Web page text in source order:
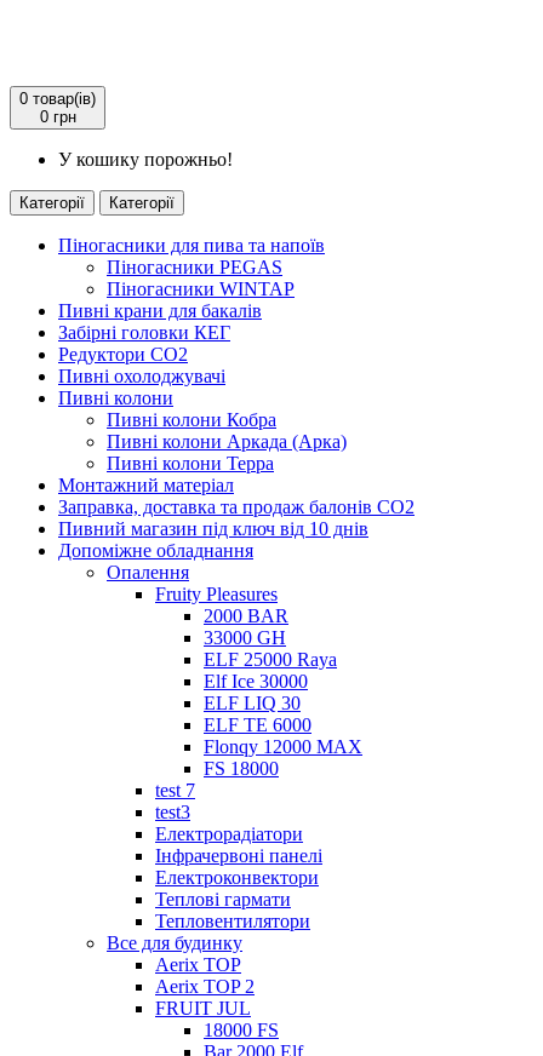
0 товар(ів)
0 грн
У кошику порожньо!
Категорії Категорії
Піногасники для пива та напоїв
Піногасники PEGAS
Піногасники WINTAP
Пивні крани для бакалів
Забірні головки КЕГ
Редуктори СО2
Пивні охолоджувачі
Пивні колони
Пивні колони Кобра
Пивні колони Аркада (Арка)
Пивні колони Терра
Монтажний матеріал
Заправка, доставка та продаж балонів CO2
Пивний магазин під ключ від 10 днів
Допоміжне обладнання
Опалення
Fruity Pleasures
2000 BAR
33000 GH
ELF 25000 Raya
Elf Ice 30000
ELF LIQ 30
ELF TE 6000
Flonqy 12000 MAX
FS 18000
test 7
test3
Електрорадіатори
Інфрачервоні панелі
Електроконвектори
Теплові гармати
Тепловентилятори
Все для будинку
Aerix TOP
Aerix TOP 2
FRUIT JUL
18000 FS
Bar 2000 Elf